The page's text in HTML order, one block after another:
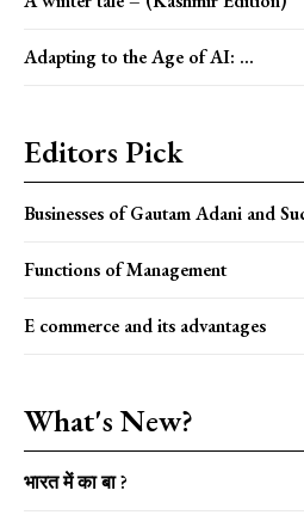
Adapting to the Age of AI: ...
Editors Pick
Businesses of Gautam Adani and
Functions of Management
E commerce and its advantages
What's New?
भारत में का बा ?